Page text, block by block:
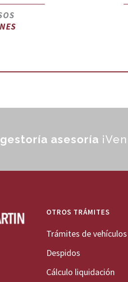
gestoría asesoría
OTROS TRÁMITES
Trámites de vehículos
Despidos
Cálculo liquidación